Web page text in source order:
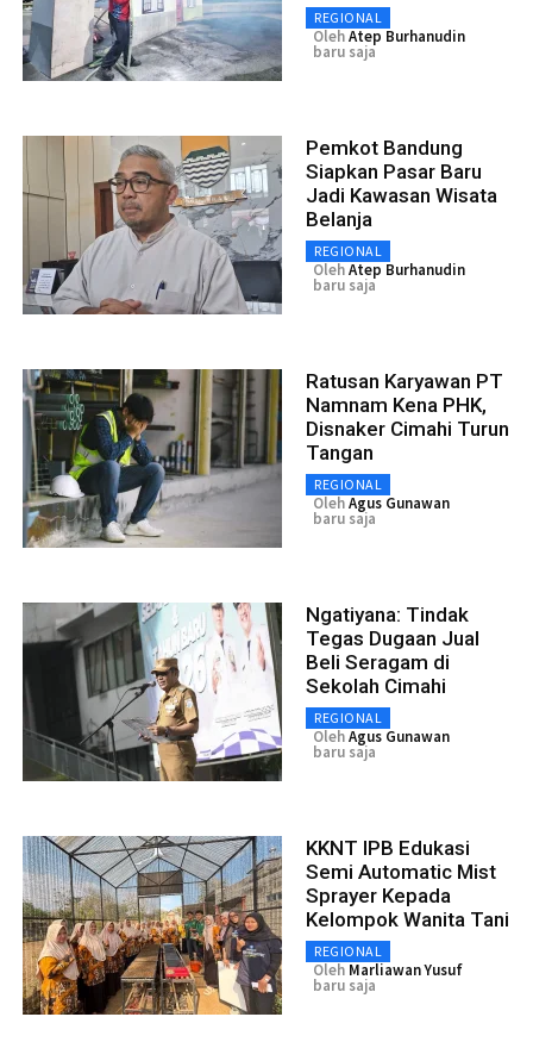
REGIONAL
OlehAtep Burhanudin
baru saja
Pemkot Bandung
Siapkan Pasar Baru
Jadi Kawasan Wisata
Belanja
REGIONAL
OlehAtep Burhanudin
baru saja
Ratusan Karyawan PT
Namnam Kena PHK,
Disnaker Cimahi Turun
Tangan
REGIONAL
OlehAgus Gunawan
baru saja
Ngatiyana: Tindak
Tegas Dugaan Jual
Beli Seragam di
Sekolah Cimahi
REGIONAL
OlehAgus Gunawan
baru saja
KKNT IPB Edukasi
Semi Automatic Mist
Sprayer Kepada
Kelompok Wanita Tani
REGIONAL
Oleh Marliawan Yusuf
baru saja